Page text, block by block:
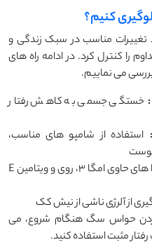
کنیم؟
تغییرات مناسب در سبک زندگی و
را کنترل کرد. در ادامه راه های
می نماییم.
: خستگی جسمی به کاهش رفتار
استفاده از شامپو های مناسب،
غذا های حاوی امگا ۳، روی و ویتامین E
از آلرژی ناشی از نیش کک
حواس سگ هنگام شروع، می
مثبت استفاده کنید.